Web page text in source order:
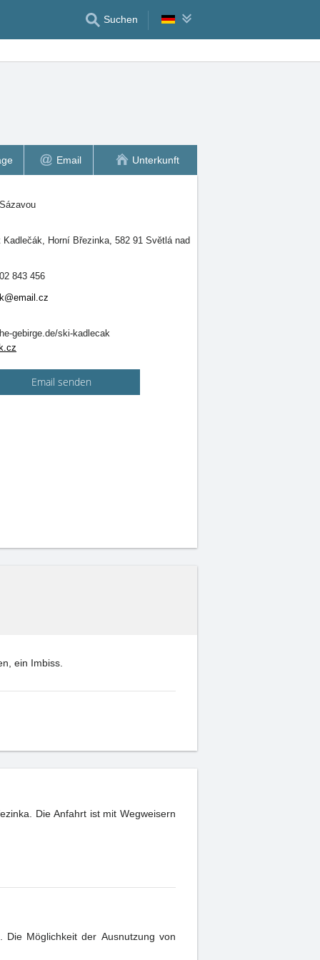
Suchen
Email Unterkunft
Kadlečák, Horní Březinka, 582 91 Světlá nad
843 456
gebirge.de/ski-kadlecak
Email senden
ein Imbiss.
Die Anfahrt ist mit Wegweisern
Möglichkeit der Ausnutzung von